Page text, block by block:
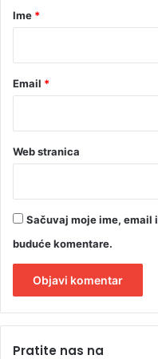
r
Ime *
Email *
Web stranica
Sačuvaj moje ime, email
buduće komentare.
Pratite nas na